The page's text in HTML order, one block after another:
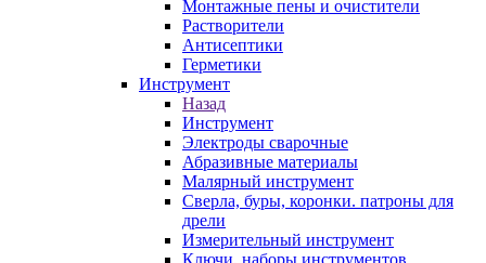
Монтажные пены и очистители
Растворители
Антисептики
Герметики
Инструмент
Назад
Инструмент
Электроды сварочные
Абразивные материалы
Малярный инструмент
Сверла, буры, коронки. патроны для
дрели
Измерительный инструмент
Ключи, наборы инструментов